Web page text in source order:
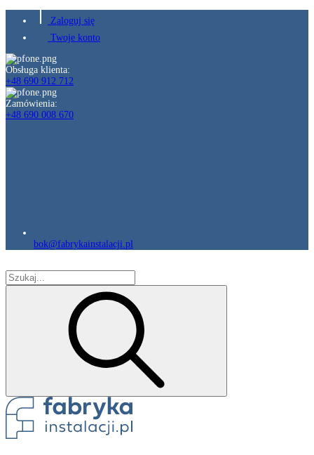
Zaloguj się
Twoje konto
Obsługa klienta:
+48 690 912 712
Zamówienia:
+48 690 008 670
bok@fabrykainstalacji.pl